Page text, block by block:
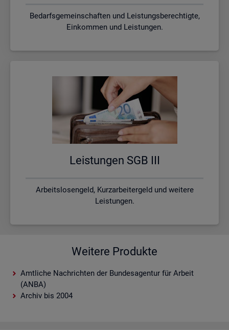
Bedarfsgemeinschaften und Leistungsberechtigte,
Einkommen und Leistungen.
Leis­tun­gen SGB III
Arbeitslosengeld, Kurzarbeitergeld und weitere
Leistungen.
Weitere Produkte
Amtliche Nachrichten der Bundesagentur für Arbeit
(ANBA)
Archiv bis 2004